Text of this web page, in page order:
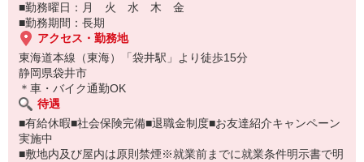
■勤務曜日：月 火 水 木 金
■勤務期間：長期
アクセス・勤務地
東海道本線（東海）「袋井駅」より徒歩15分
静岡県袋井市
＊車・バイク通勤OK
待遇
■有給休暇■社会保険完備■退職金制度■お友達紹介キャンペーン
実施中
■敷地内及び屋内は原則禁煙※就業前までに就業条件明示書で明